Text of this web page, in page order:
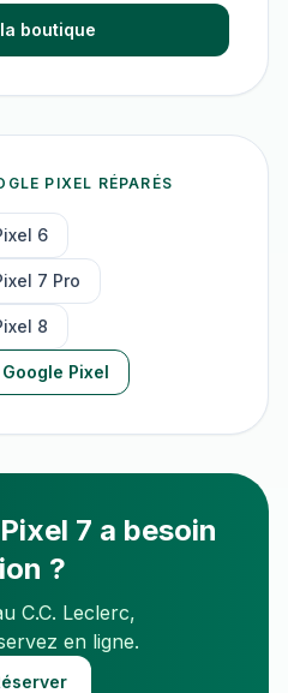
boutique
PIXEL RÉPARÉS
6
7 Pro
8
Google Pixel
7 a besoin
?
C.C. Leclerc,
en ligne.